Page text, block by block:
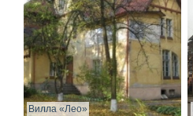
Вилла «Лео»